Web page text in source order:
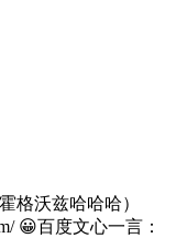
格沃兹哈哈哈）
😀百度文心一言：